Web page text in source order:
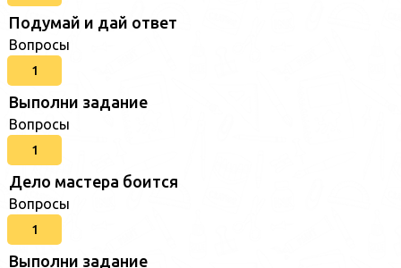
Подумай и дай ответ
Вопросы
1
Выполни задание
Вопросы
1
Дело мастера боится
Вопросы
1
Выполни задание